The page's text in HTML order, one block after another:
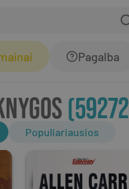
Pagalba
(59272
Populiariausios